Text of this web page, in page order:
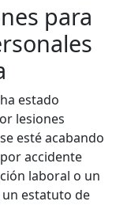
para
estado
lesiones
esté acabando
accidente
laboral o un
estatuto de